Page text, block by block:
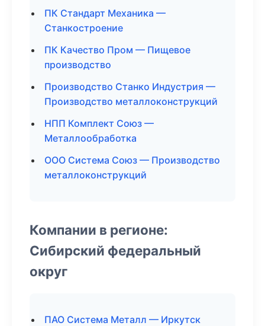
ПК Стандарт Механика —
Станкостроение
ПК Качество Пром — Пищевое
производство
Производство Станко Индустрия —
Производство металлоконструкций
НПП Комплект Союз —
Металлообработка
ООО Система Союз — Производство
металлоконструкций
Компании в регионе:
Сибирский федеральный
округ
ПАО Система Металл — Иркутск